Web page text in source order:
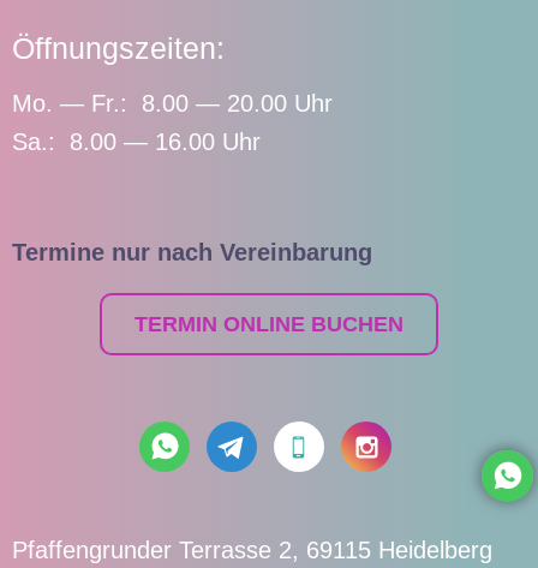
Öffnungszeiten:
Mo. — Fr.: 8.00 — 20.00 Uhr
Sa.: 8.00 — 16.00 Uhr
Termine nur nach Vereinbarung
TERMIN ONLINE BUCHEN
Pfaffengrunder Terrasse 2, 69115 Heidelberg